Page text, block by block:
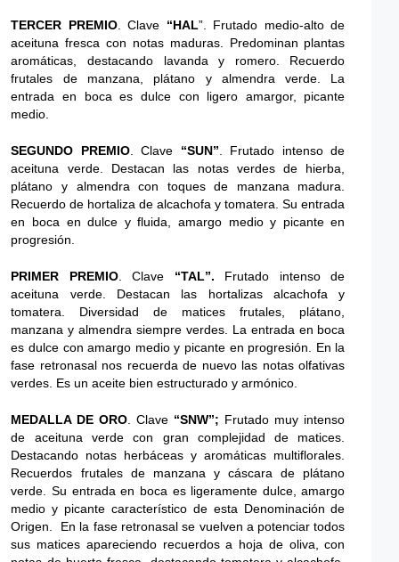
TERCER PREMIO. Clave “HAL”. Frutado medio-alto de
aceituna fresca con notas maduras. Predominan plantas
aromáticas, destacando lavanda y romero. Recuerdo
frutales de manzana, plátano y almendra verde. La
entrada en boca es dulce con ligero amargor, picante
medio.
SEGUNDO PREMIO. Clave “SUN” . Frutado intenso de
aceituna verde. Destacan las notas verdes de hierba,
plátano y almendra con toques de manzana madura.
Recuerdo de hortaliza de alcachofa y tomatera. Su entrada
en boca en dulce y fluida, amargo medio y picante en
progresión.
PRIMER PREMIO. Clave “TAL”. Frutado intenso de
aceituna verde. Destacan las hortalizas alcachofa y
tomatera. Diversidad de matices frutales, plátano,
manzana y almendra siempre verdes. La entrada en boca
es dulce con amargo medio y picante en progresión. En la
fase retronasal nos recuerda de nuevo las notas olfativas
verdes. Es un aceite bien estructurado y armónico.
MEDALLA DE ORO . Clave “SNW”; Frutado muy intenso
de aceituna verde con gran complejidad de matices.
Destacando notas herbáceas y aromáticas multiflorales.
Recuerdos frutales de manzana y cáscara de plátano
verde. Su entrada en boca es ligeramente dulce, amargo
medio y picante característico de esta Denominación de
Origen. En la fase retronasal se vuelven a potenciar todos
sus matices apareciendo recuerdos a hoja de oliva, con